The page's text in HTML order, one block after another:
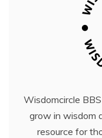
Wisdomcircle
grow in wisdom
resource for